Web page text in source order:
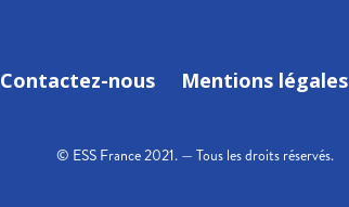
Contactez-nous Mentions légales
© ESS France 2021. — Tous les droits réservés.